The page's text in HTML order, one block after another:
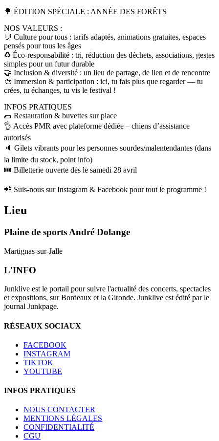
🌳​ ÉDITION SPÉCIALE : ANNÉE DES FORÊTS
NOS VALEURS :
💬 Culture pour tous : tarifs adaptés, animations gratuites, espaces
pensés pour tous les âges
♻️ Éco-responsabilité : tri, réduction des déchets, associations, gestes
simples pour un futur durable
🤝 Inclusion & diversité : un lieu de partage, de lien et de rencontre
🎨 Immersion & participation : ici, tu fais plus que regarder — tu
crées, tu échanges, tu vis le festival !
INFOS PRATIQUES
🌯 Restauration & buvettes sur place
👌 Accès PMR avec plateforme dédiée – chiens d’assistance
autorisés
🔈 Gilets vibrants pour les personnes sourdes/malentendantes (dans
la limite du stock, point info)
🎟️ Billetterie ouverte dès le samedi 28 avril
📲 Suis-nous sur Instagram & Facebook pour tout le programme !
Lieu
Plaine de sports André Dolange
Martignas-sur-Jalle
L'INFO
Junklive est le portail pour suivre l'actualité des concerts, spectacles
et expositions, sur Bordeaux et la Gironde. Junklive est édité par le
journal Junkpage.
RÉSEAUX SOCIAUX
FACEBOOK
INSTAGRAM
TIKTOK
YOUTUBE
INFOS PRATIQUES
NOUS CONTACTER
MENTIONS LÉGALES
CONFIDENTIALITÉ
CGU